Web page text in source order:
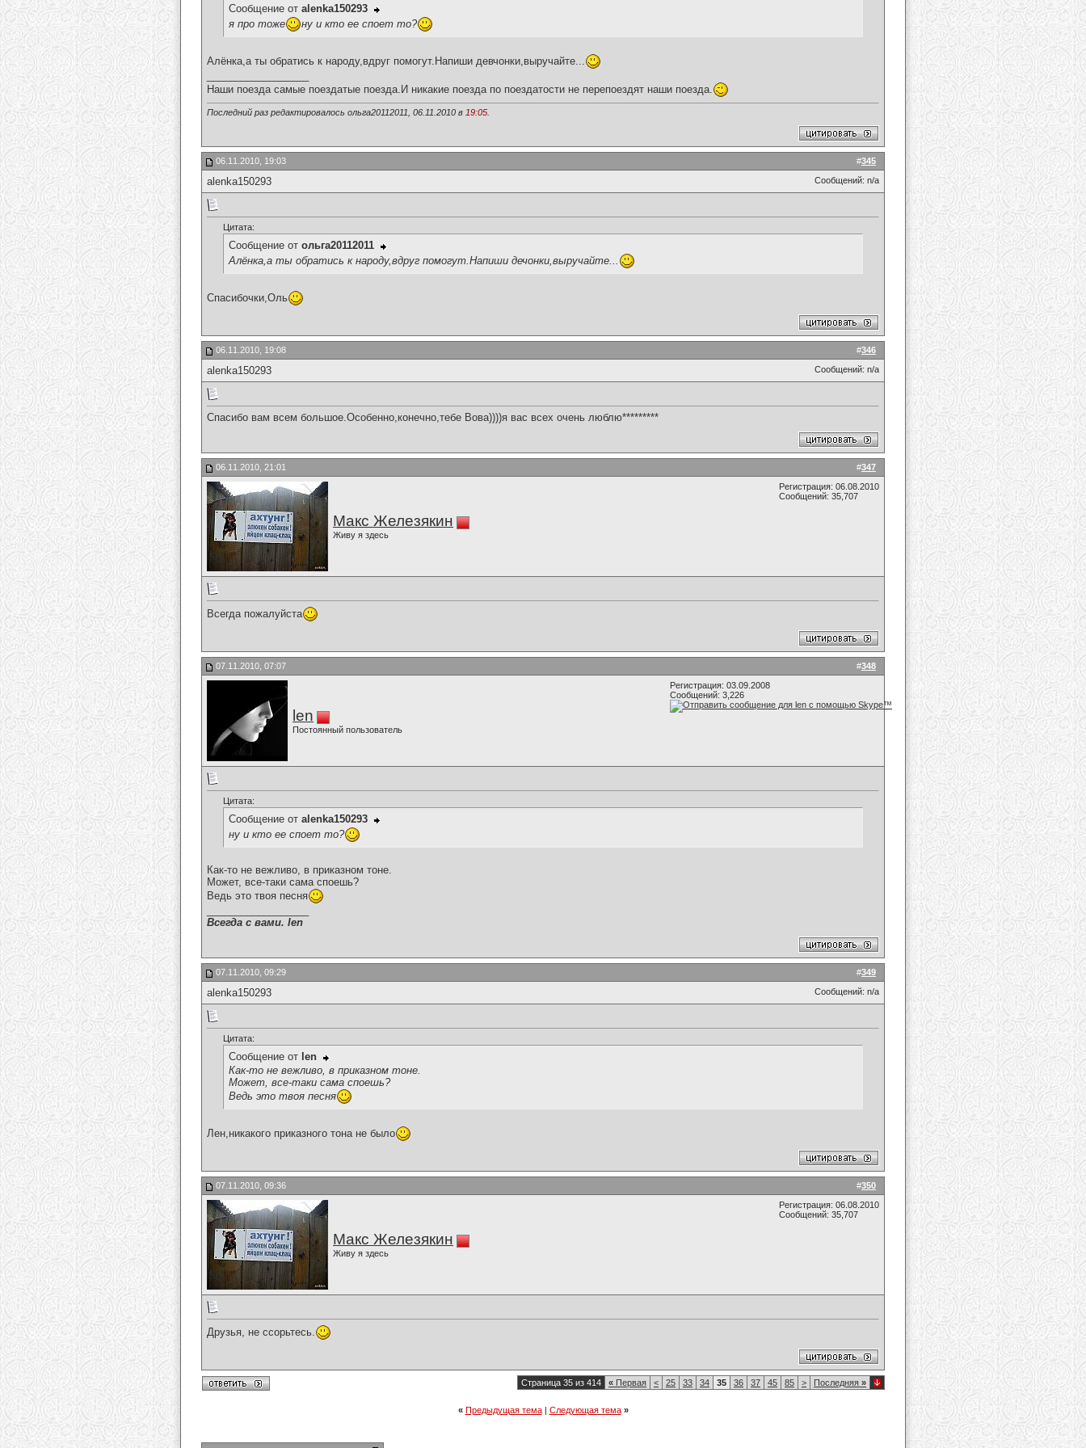
Сообщение от alenka150293
я про тоже
ну и кто ее споет то?
Алёнка,а ты обратись к народу,вдруг помогут.Напиши девчонки,выручайте...
Наши поезда самые поездатые поезда.И никакие поезда по поездатости не перепоездят наши поезда.
Последний раз редактировалось ольга20112011, 06.11.2010 в 19:05
#345
06.11.2010, 19:03
alenka150293 Сообщений: n/a
Цитата:
Сообщение от ольга20112011
Алёнка,а ты обратись к народу,вдруг помогут.Напиши дечонки,выручайте...
Спасибочки,Оль
#346
06.11.2010, 19:08
alenka150293 Сообщений: n/a
Спасибо вам всем большое.Особенно,конечно,тебе Вова))))я вас всех очень люблю*********
#347
06.11.2010, 21:01
Макс Железякин
Живу я здесь
Регистрация: 06.08.2010
Сообщений: 35,707
Всегда пожалуйста
#348
07.11.2010, 07:07
len
Постоянный пользователь
Регистрация: 03.09.2008
Сообщений: 3,226
Цитата:
Сообщение от alenka150293
ну и кто ее споет то?
Как-то не вежливо, в приказном тоне.
Может, все-таки сама споешь?
Ведь это твоя песня
Всегда с вами. len
#349
07.11.2010, 09:29
alenka150293 Сообщений: n/a
Цитата:
Сообщение от len
Как-то не вежливо, в приказном тоне.
Может, все-таки сама споешь?
Ведь это твоя песня
Лен,никакого приказного тона не было
#350
07.11.2010, 09:36
Макс Железякин
Живу я здесь
Регистрация: 06.08.2010
Сообщений: 35,707
Друзья, не ссорьтесь.
Страница 35 из 414 « Первая < 25 33 34 35 36 37 45 85 > Последняя »
« Предыдущая тема| Следующая тема »